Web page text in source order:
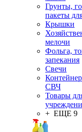
Грунты,
пакеты
Крышки
мелочи
Фольга,
запекания
Свечи
СВЧ
Товары
+ ЕЩЕ 9